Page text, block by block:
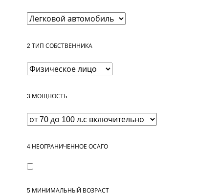
2 ТИП СОБСТВЕННИКА
3 МОЩНОСТЬ
4 НЕОГРАНИЧЕННОЕ ОСАГО
5 МИНИМАЛЬНЫЙ ВОЗРАСТ